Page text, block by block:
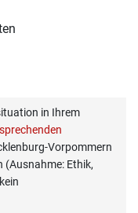
in Ihrem
Vorpommern
(Ausnahme: Ethik,